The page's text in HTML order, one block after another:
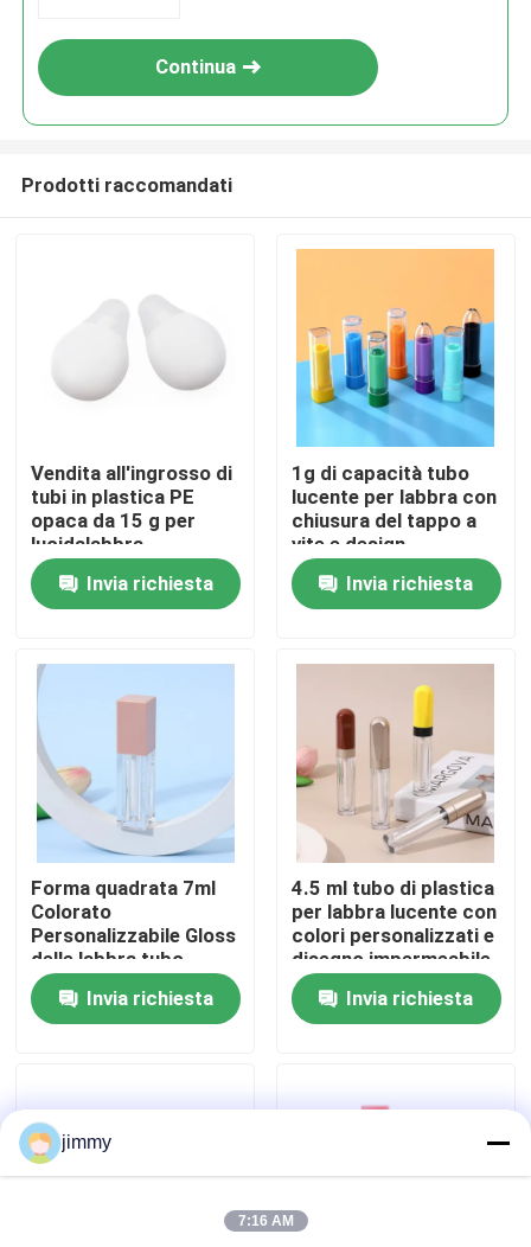
Casa
Circa noi
Giro della fabbrica
Controllo di qualità
Contattici
Casi
mini spruzzatore di innesco
Continua
Prodotti raccomandati
Vendita all'ingrosso di
tubi in plastica PE
opaca da 15 g per
lucidalabbra,
maschere per labbra e
packaging cosmetico
Invia richiesta
1g di capacità tubo
lucente per labbra con
chiusura del tappo a
vite e design
personalizzabile per
un'applicazione
precisa
Invia richiesta
Forma quadrata 7ml
Colorato
Personalizzabile Gloss
delle labbra tubo
Gloss delle labbra
vuoto Contenitore per
il rossetto liquido
Invia richiesta
4.5 ml tubo di plastica
per labbra lucente con
colori personalizzati e
disegno impermeabile
per prodotti per la
cura delle labbra
Invia richiesta
jimmy
7:16 AM